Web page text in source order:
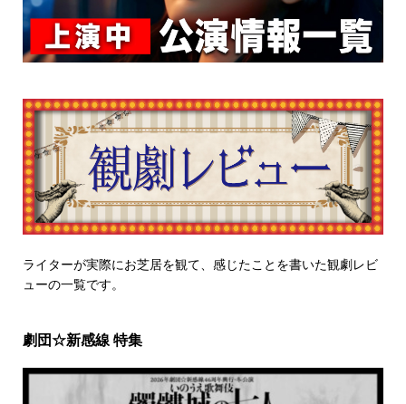
ライターが実際にお芝居を観て、感じたことを書いた観劇レビ
ューの一覧です。
劇団☆新感線 特集